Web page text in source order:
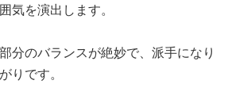
気を演出します。
分のバランスが絶妙で、派手になり
りです。